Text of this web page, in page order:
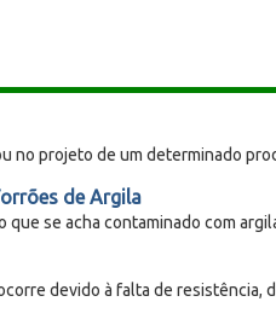
no projeto de um determinado
de Argila
que se acha contaminado com
devido à falta de resistência,